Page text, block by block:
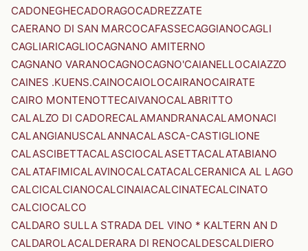
CADONEGHECADORAGOCADREZZATE
CAERANO DI SAN MARCOCAFASSECAGGIANOCAGLI
CAGLIARICAGLIOCAGNANO AMITERNO
CAGNANO VARANOCAGNOCAGNO'CAIANELLOCAIAZZO
CAINES .KUENS.CAINOCAIOLOCAIRANOCAIRATE
CAIRO MONTENOTTECAIVANOCALABRITTO
CALALZO DI CADORECALAMANDRANACALAMONACI
CALANGIANUSCALANNACALASCA-CASTIGLIONE
CALASCIBETTACALASCIOCALASETTACALATABIANO
CALATAFIMICALAVINOCALCATACALCERANICA AL LAGO
CALCICALCIANOCALCINAIACALCINATECALCINATO
CALCIOCALCO
CALDARO SULLA STRADA DEL VINO * KALTERN AN D
CALDAROLACALDERARA DI RENOCALDESCALDIERO